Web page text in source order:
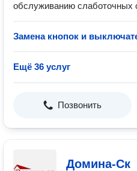
обслуживанию слаботочных
Замена кнопок и
Ещё 36 услуг
Позвонить
Домина-Ск